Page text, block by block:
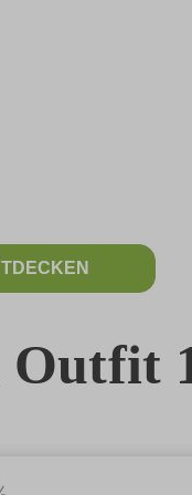
Outfit